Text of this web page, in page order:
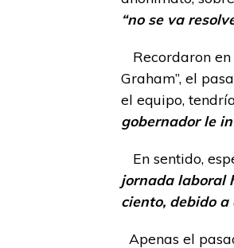
“no se va
Recordaron
Graham”, el
el equipo,
gobernador le
En sentido,
jornada laboral
ciento, debido a
Apenas el